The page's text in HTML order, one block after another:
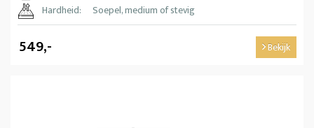
Hardheid:
Soepel, medium of stevig
549,- Bekijk